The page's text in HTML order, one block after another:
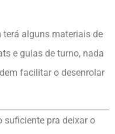
alguns materiais de
e guias de turno, nada
facilitar o desenrolar
suficiente pra deixar o